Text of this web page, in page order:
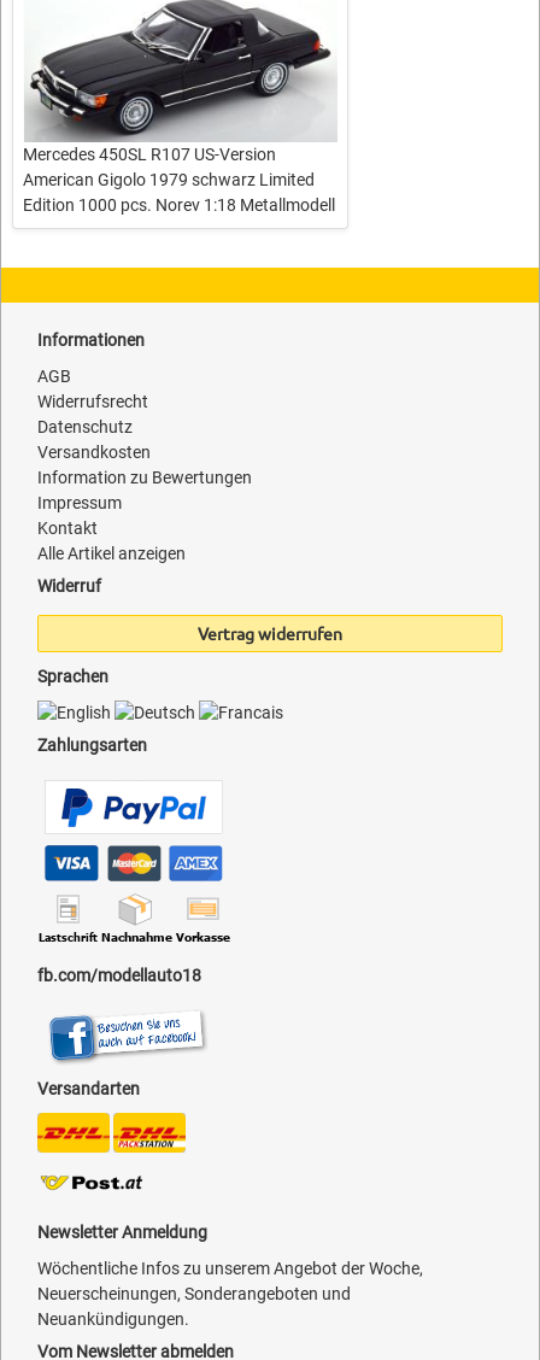
Mercedes 450SL R107 US-Version
American Gigolo 1979 schwarz Limited
Edition 1000 pcs. Norev 1:18 Metallmodell
Informationen
AGB
Widerrufsrecht
Datenschutz
Versandkosten
Information zu Bewertungen
Impressum
Kontakt
Alle Artikel anzeigen
Widerruf
Vertrag widerrufen
Sprachen
Zahlungsarten
fb.com/modellauto18
Versandarten
Newsletter Anmeldung
Wöchentliche Infos zu unserem Angebot der Woche,
Neuerscheinungen, Sonderangeboten und
Neuankündigungen.
Vom Newsletter abmelden